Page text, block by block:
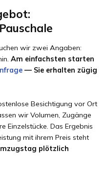
wir zwei Angaben:
Am einfachsten starten
— Sie erhalten zügig
Besichtigung vor Ort
wir Volumen, Zugänge
Einzelstücke. Das Ergebnis
mit ihrem Preis steht
plötzlich